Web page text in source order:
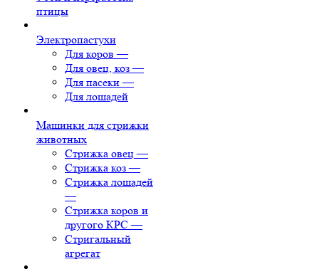
птицы
Электропастухи
Для коров —
Для овец, коз —
Для пасеки —
Для лошадей
Машинки для стрижки
животных
Стрижка овец —
Стрижка коз —
Стрижка лошадей
—
Стрижка коров и
другого КРС —
Стригальный
агрегат